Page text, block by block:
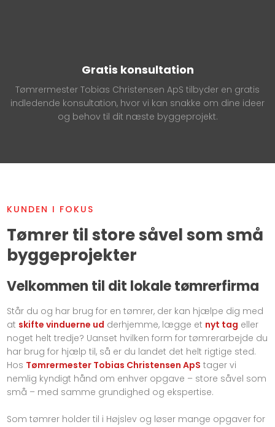
Gratis konsultation
Tømrermester Tobias Christensen ApS tilbyder en gratis
indledende konsultation, hvor vi kan snakke om dine ideer
og behov til dit næste byggeprojekt.
KUNDEN I FOKUS​
Tømrer til store såvel som små
byggeprojekter
Velkommen til dit lokale tømrerfirma
Står du og har brug for en tømrer, der kan hjælpe dig med
at skifte vinduerne ud derhjemme, lægge et nyt tag eller
noget helt tredje? Uanset hvilken form for tømrerarbejde du
har brug for hjælp til, så er du landet det helt rigtige sted.
Hos Tømrermester Tobias Christensen ApS tager vi
nemlig kyndigt hånd om enhver opgave – store såvel som
små – med samme grundighed og ekspertise.
Som tømrer holder til i Højslev og løser mange opgaver for